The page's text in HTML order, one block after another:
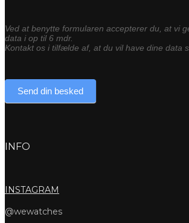
Ved at benytte formularen accepterer du, at vi
data i op til 6 mdr.
Kontakt os i tilfælde af, at du vil have dine data
Send din besked
INFO
INSTAGRAM
@wewatches